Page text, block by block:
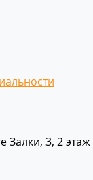
Залки, 3, 2 этаж